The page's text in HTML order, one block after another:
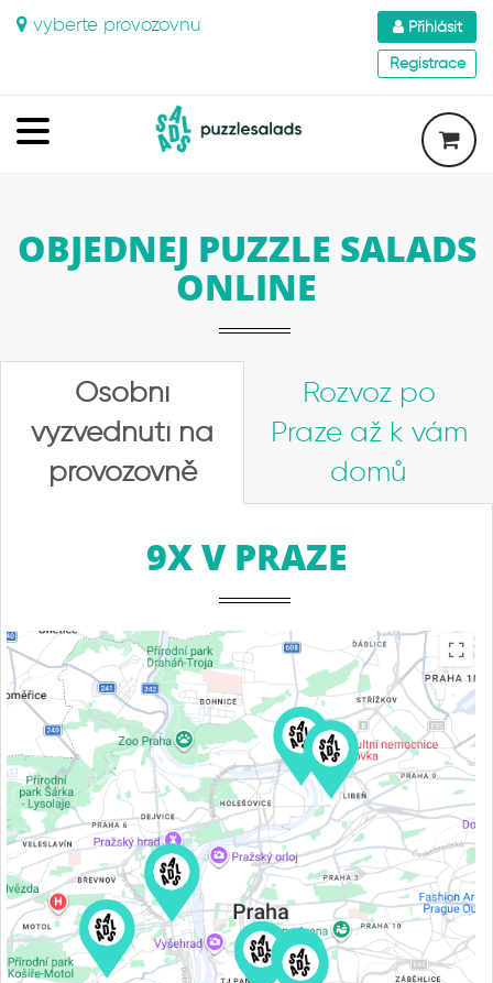
vyberte provozovnu
Přihlásit
Registrace
OBJEDNEJ PUZZLE SALADS
ONLINE
Osobní
vyzvednutí na
provozovně
Rozvoz po
Praze až k vám
domů
9X V PRAZE